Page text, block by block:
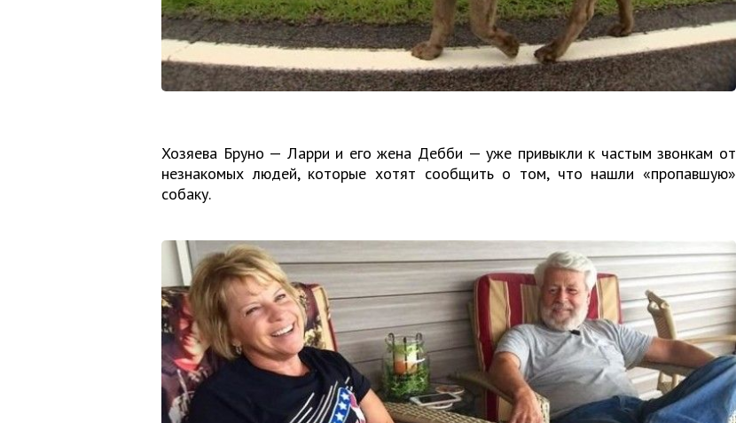
Хозяева Бруно — Ларри и его жена Дебби — уже привыкли к частым звонкам от
незнакомых людей, которые хотят сообщить о том, что нашли «пропавшую»
собаку.